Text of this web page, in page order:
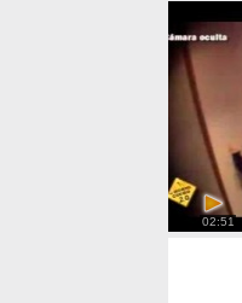
02:51